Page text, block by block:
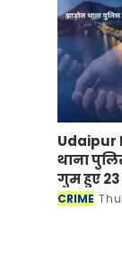
Udaipur
थाना
गुम हुए
CRIME